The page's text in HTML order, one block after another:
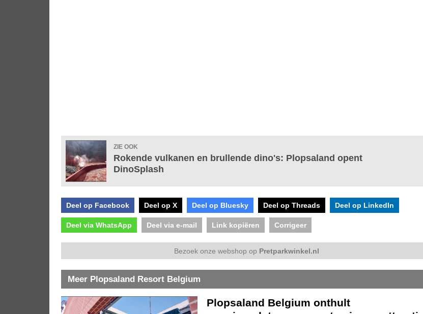
ZIE OOK
Rokende vulkanen en brullende dino's: Plopsaland opent
DinoSplash
Deel op Facebook Deel op X Deel op Bluesky Deel op Threads Deel op LinkedIn
Deel via WhatsApp Deel via e-mail Link kopiëren Corrigeer
Bezoek onze webshop op Pretparkwinkel.nl
Meer Plopsaland Resort Belgium
Plopsaland Belgium onthult